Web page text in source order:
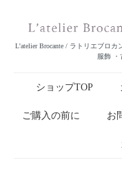
L'atelier Brocante / ラトリエブロ
服飾 ・
ショップTOP
ご購入の前に お